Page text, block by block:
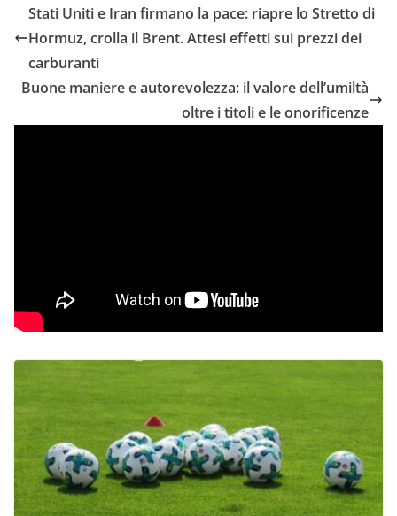
Stati Uniti e Iran firmano la pace: riapre lo Stretto di
Hormuz, crolla il Brent. Attesi effetti sui prezzi dei
carburanti
Buone maniere e autorevolezza: il valore dell’umiltà
oltre i titoli e le onorificenze